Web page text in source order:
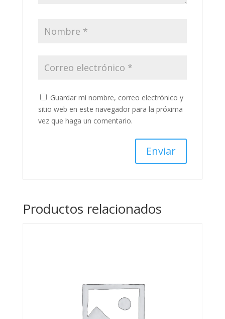
Guardar mi nombre, correo electrónico y
sitio web en este navegador para la próxima
vez que haga un comentario.
Productos relacionados